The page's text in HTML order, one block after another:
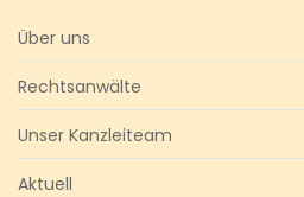
Über uns
Rechtsanwälte
Unser Kanzleiteam
Aktuell